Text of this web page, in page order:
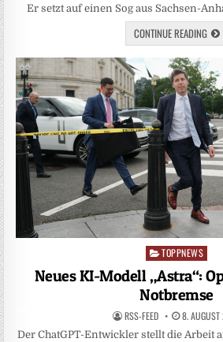
Er setzt auf einen Sog aus Sachsen-
CONTINUE READING
Posted
in
TOPPNEWS
Neues KI-Modell „Astra“:
Notbremse
RSS-FEED 8.
Der ChatGPT-Entwickler stellt die Arbeit